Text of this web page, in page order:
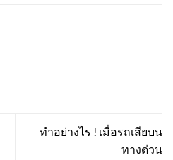
ทำอย่างไร ! เมื่อรถเสียบน
ทางด่วน